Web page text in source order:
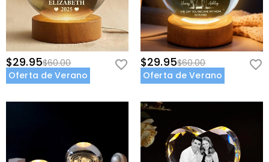
$29.95$60.00
Oferta de Verano
$29.95$60.00
Oferta de Verano